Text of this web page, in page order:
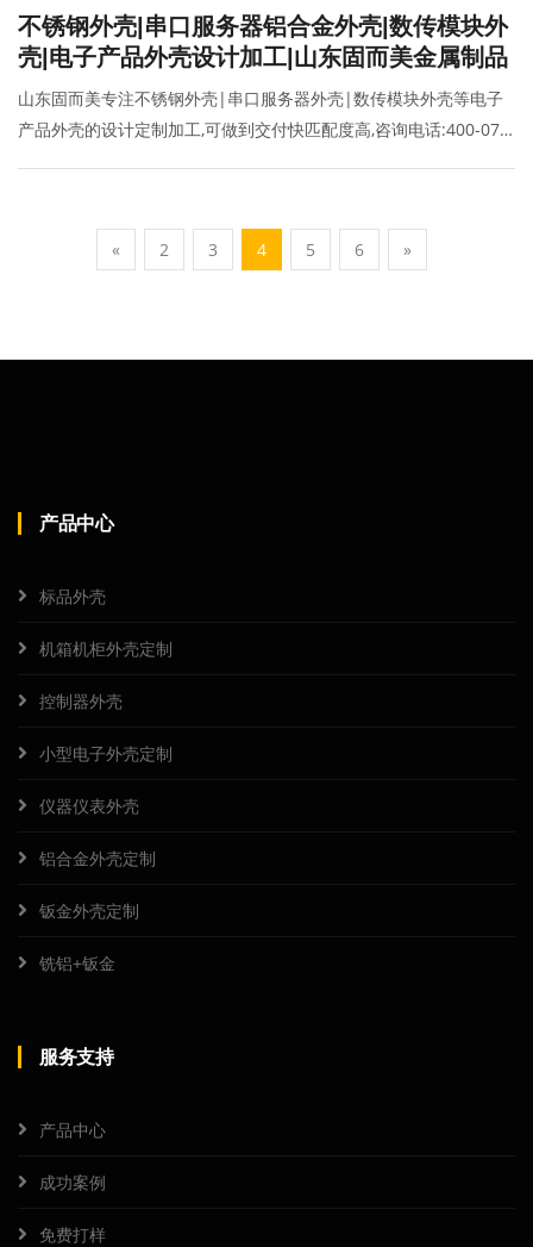
不锈钢外壳|串口服务器铝合金外壳|数传模块外
壳|电子产品外壳设计加工|山东固而美金属制品
山东固而美专注不锈钢外壳|串口服务器外壳|数传模块外壳等电子
产品外壳的设计定制加工,可做到交付快匹配度高,咨询电话:400-070-
« 2 3 4 5 6 »
产品中心
标品外壳
机箱机柜外壳定制
控制器外壳
小型电子外壳定制
仪器仪表外壳
铝合金外壳定制
钣金外壳定制
铣铝+钣金
服务支持
产品中心
成功案例
免费打样